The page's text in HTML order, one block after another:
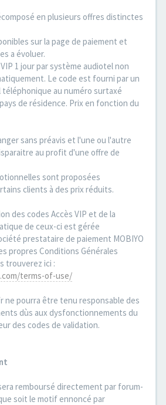
en plusieurs offres distinctes
sur la page de paiement et
a évoluer.
1 jour par système audiotel non
Le code est fourni par un
au numéro surtaxé
de résidence. Prix en fonction du
sans préavis et l'une ou l'autre
au profit d'une offre de
sont proposées
clients à des prix réduits.
des codes Accès VIP et de la
de ceux-ci est gérée
prestataire de paiement MOBIYO
propres Conditions Générales
trouverez ici :
terms-of-use/
ne pourra être tenu responsable des
dùs aux dysfonctionnements du
des codes de validation.
remboursé directement par forum-
soit le motif ennoncé par